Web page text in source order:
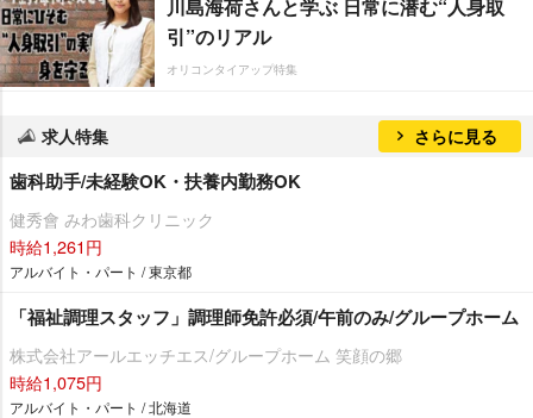
川島海荷さんと学ぶ 日常に潜む“人身取
引”のリアル
オリコンタイアップ特集
求人特集 さらに見る
歯科助手/未経験OK・扶養内勤務OK
健秀會 みわ歯科クリニック
時給1,261円
アルバイト・パート / 東京都
「福祉調理スタッフ」調理師免許必須/午前のみ/グループホーム
株式会社アールエッチエス/グループホーム 笑顔の郷
時給1,075円
アルバイト・パート / 北海道